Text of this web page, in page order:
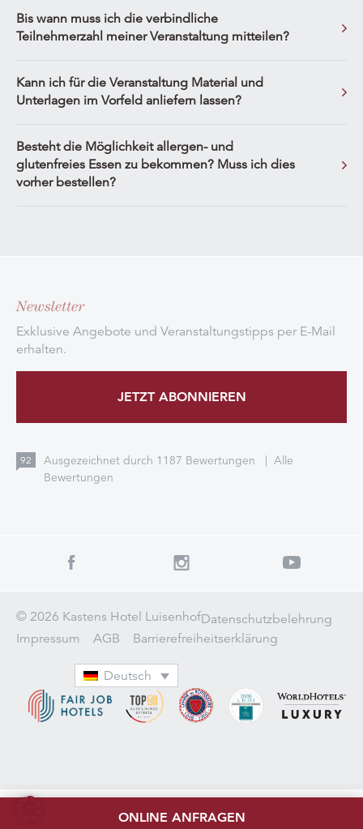
Bis wann muss ich die verbindliche
Teilnehmerzahl meiner Veranstaltung mitteilen?
Kann ich für die Veranstaltung Material und
Unterlagen im Vorfeld anliefern lassen?
Besteht die Möglichkeit allergen- und
glutenfreies Essen zu bekommen? Muss ich dies
vorher bestellen?
Newsletter
Exklusive Angebote und Veranstaltungstipps per E-Mail
erhalten.
JETZT ABONNIEREN
92 Ausgezeichnet durch 1187 Bewertungen | Alle
Bewertungen
© 2026 Kastens Hotel LuisenhofDatenschutzbelehrung
Impressum
AGB Barrierefreiheitserklärung
Deutsch
ONLINE ANFRAGEN